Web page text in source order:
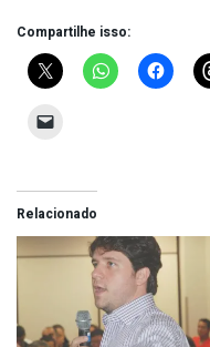
Compartilhe isso:
Relacionado